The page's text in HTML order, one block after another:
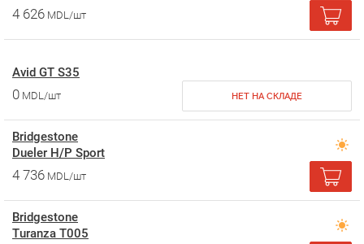
4 626 MDL/шт
Avid GT S35
0 MDL/шт НЕТ НА СКЛАДЕ
Bridgestone
Dueler H/P Sport
4 736 MDL/шт
Bridgestone
Turanza T005